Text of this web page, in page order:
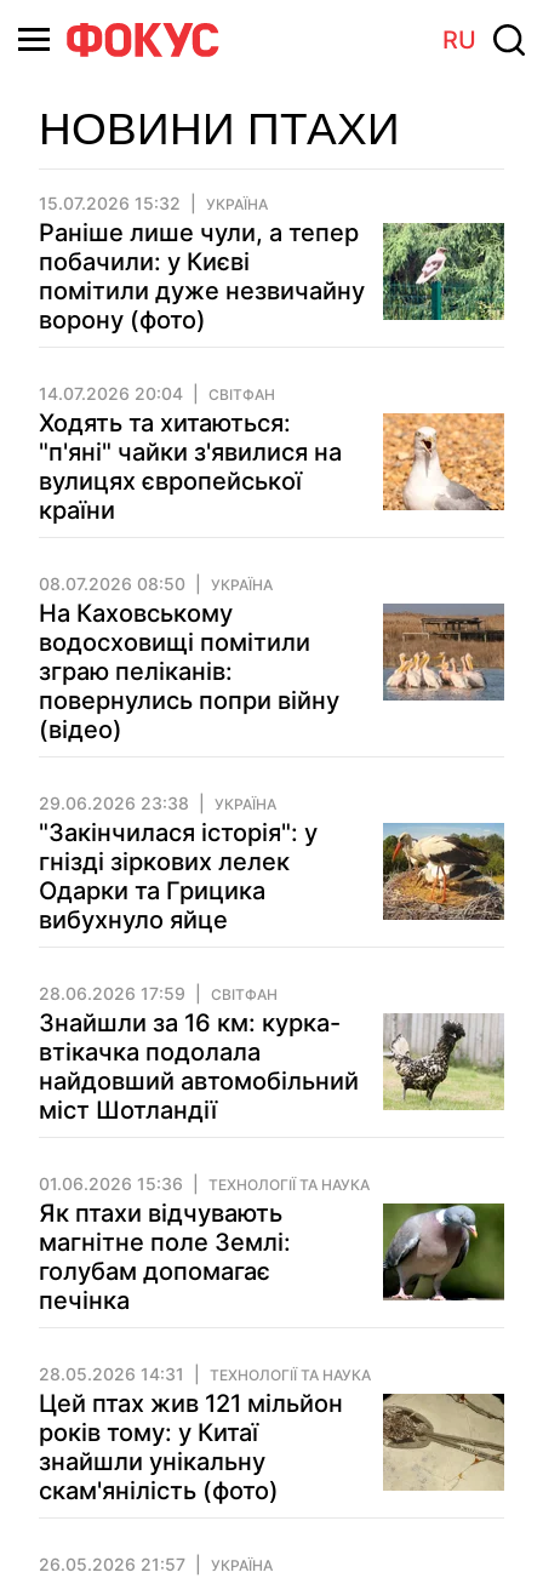
RU
НОВИНИ ПТАХИ
15.07.2026 15:32 УКРАЇНА
Раніше лише чули, а тепер
побачили: у Києві
помітили дуже незвичайну
ворону (фото)
14.07.2026 20:04 СВІТФАН
Ходять та хитаються:
"п'яні" чайки з'явилися на
вулицях європейської
країни
08.07.2026 08:50 УКРАЇНА
На Каховському
водосховищі помітили
зграю пеліканів:
повернулись попри війну
(відео)
29.06.2026 23:38 УКРАЇНА
"Закінчилася історія": у
гнізді зіркових лелек
Одарки та Грицика
вибухнуло яйце
28.06.2026 17:59 СВІТФАН
Знайшли за 16 км: курка-
втікачка подолала
найдовший автомобільний
міст Шотландії
01.06.2026 15:36 ТЕХНОЛОГІЇ ТА НАУКА
Як птахи відчувають
магнітне поле Землі:
голубам допомагає
печінка
28.05.2026 14:31 ТЕХНОЛОГІЇ ТА НАУКА
Цей птах жив 121 мільйон
років тому: у Китаї
знайшли унікальну
скам'янілість (фото)
26.05.2026 21:57 УКРАЇНА